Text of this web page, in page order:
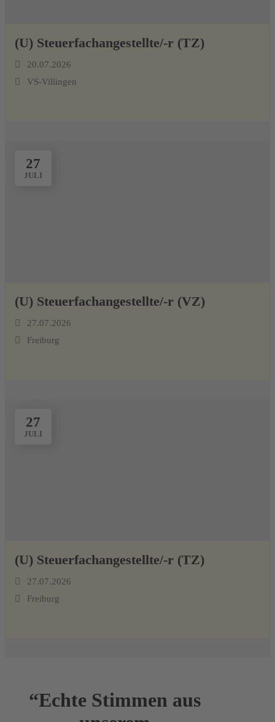
(U) Steuerfachangestellte/-r (TZ)
20.07.2026
VS-Villingen
27
JULI
(U) Steuerfachangestellte/-r (VZ)
27.07.2026
Freiburg
27
JULI
(U) Steuerfachangestellte/-r (TZ)
27.07.2026
Freiburg
“Echte Stimmen aus